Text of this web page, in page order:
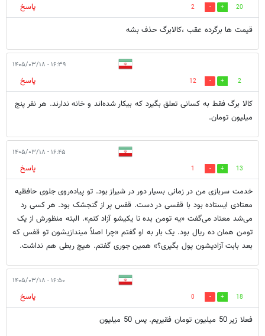
20
2
پاسخ
قیمت ها برگرده عقب ،کالابرگ حذف بشه
۱۶:۳۹ - ۱۴۰۵/۰۳/۱۸
2
12
پاسخ
کالا برگ فقط به کسانی تعلق بگیرد که بیکار شده‌اند و خانه ندارند. هر نفر پنج
میلیون تومان.
۱۶:۴۵ - ۱۴۰۵/۰۳/۱۸
13
1
پاسخ
خدمت سربازی من در زمانی بسیار دور در شیراز بود. تو پیاده‌روی جلوی حافظیه
معتادی ایستاده بود با قفسی در دست. قفس پر از گنجشک بود. هر کسی رد
می‌شد معتاد می‌گفت «یه تومن بده تا یکیشو آزاد کنم». البته منظورش از یک
تومن همان ده ریال بود. یک بار به او گفتم «چرا اصلاً میندازیشون تو قفس که
بعد بابت آزادیشون پول بگیری؟» همین جوری گفتم. هیچ ربطی هم نداشت.
۱۶:۵۰ - ۱۴۰۵/۰۳/۱۸
18
0
پاسخ
فعلا زیر 50 میلیون تومان فقیریم. پس 50 میلیون